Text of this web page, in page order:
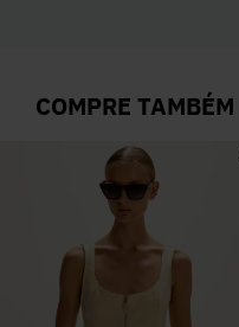
COMPRE TAMBÉM